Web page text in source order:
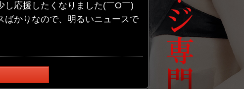
し応援したくなりました(￣O￣)
かりなので、明るいニュースで